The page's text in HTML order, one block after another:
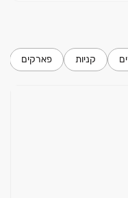
קניות פארקים